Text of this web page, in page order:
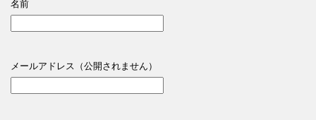
名前
メールアドレス（公開されません）